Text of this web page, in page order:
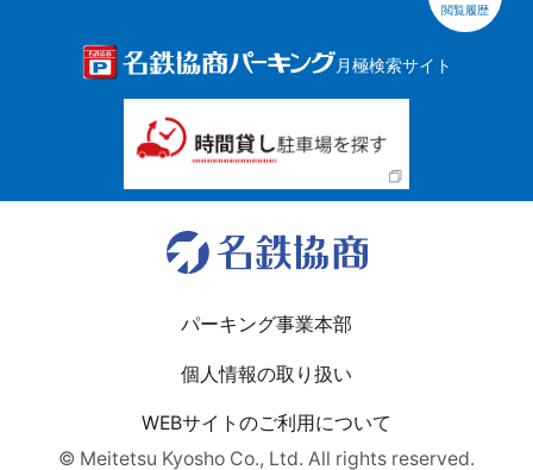
閲覧履歴
月極検索サイト
パーキング事業本部
個人情報の取り扱い
WEBサイトのご利用について
© Meitetsu Kyosho Co., Ltd. All rights reserved.